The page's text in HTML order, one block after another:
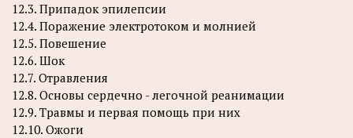
12.3. Припадок эпилепсии
12.4. Поражение электротоком и молнией
12.5. Повешение
12.6. Шок
12.7. Отравления
12.8. Основы сердечно - легочной реанимации
12.9. Травмы и первая помощь при них
12.10. Ожоги